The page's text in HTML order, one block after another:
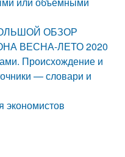
ОБЗОР
ВЕСНА-ЛЕТО 2020
Происхождение и
— словари и
экономистов